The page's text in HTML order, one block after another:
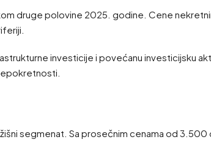
druge polovine 2025. godine. Cene
investicije i povećanu investicijsku
segmenat. Sa prosečnim cenama od